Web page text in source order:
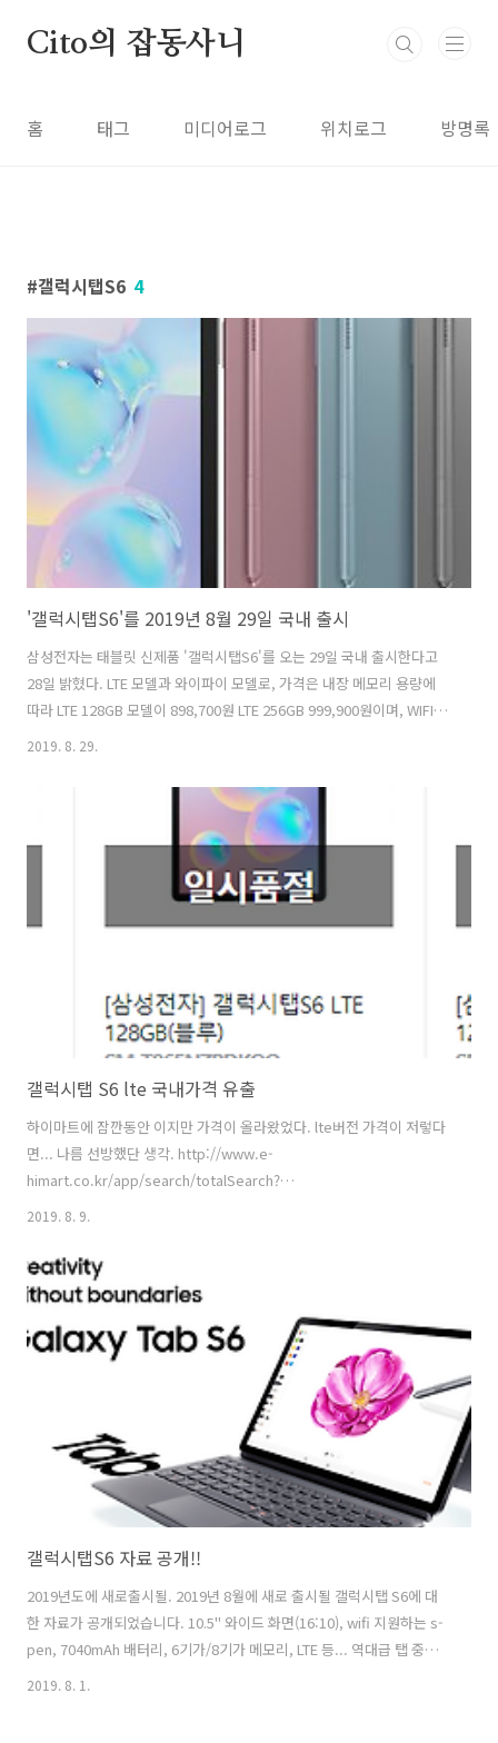
Cito의 잡동사니
홈 태그 미디어로그 위치로그 방명록
갤럭시탭S6 4
'갤럭시탭S6'를 2019년 8월 29일 국내 출시
삼성전자는 태블릿 신제품 '갤럭시탭S6'를 오는 29일 국내 출시한다고
28일 밝혔다. LTE 모델과 와이파이 모델로, 가격은 내장 메모리 용량에
따라 LTE 128GB 모델이 898,700원 LTE 256GB 999,900원이며, WIFI
128GB 모델은 799,700원, WIFI 256GB 898,700원이다. 갤럭시탭S6는
마찬가지로 제스처를 인식하는 S펜 등이 특징이다. AKG의 음향 기술과
돌비 애트모스가 적용된 4개의 스피커, 16:10 화면비의 10.5형 '슈퍼 아
몰레드' 디스플레이가 탑재됐다. 출처-
https://n.news.naver.com/article/079/0003263918" 이 포스팅은
2019. 8. 29.
갤럭시탭 S6 lte 국내가격 유출
하이마트에 잠깐동안 이지만 가격이 올라왔었다. lte버전 가격이 저렇다
면... 나름 선방했단 생각. http://www.e-
himart.co.kr/app/search/totalSearch?
2019. 8. 9.
갤럭시탭S6 자료 공개!!
2019년도에 새로출시될. 2019년 8월에 새로 출시될 갤럭시탭 S6에 대
한 자료가 공개되었습니다. 10.5" 와이드 화면(16:10), wifi 지원하는 s-
pen, 7040mAh 배터리, 6기가/8기가 메모리, LTE 등... 역대급 탭 중에
최고봉이다. ...더보기 [공식기사] 삼성전자가 프리미엄 태블릿 신제품
2019. 8. 1.